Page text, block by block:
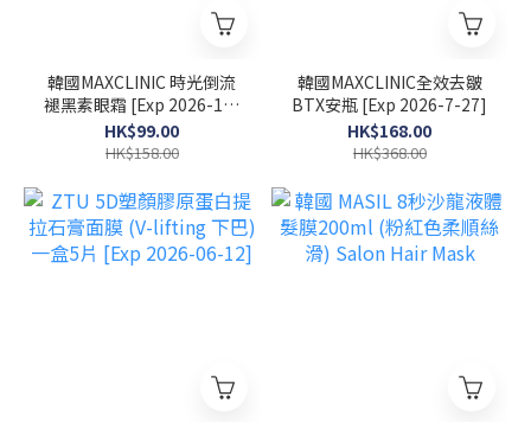
韓國MAXCLINIC 時光倒流
褪黑素眼霜 [Exp 2026-12-
13]
HK$99.00
HK$158.00
韓國MAXCLINIC全效去皺
BTX安瓶 [Exp 2026-7-27]
HK$168.00
HK$368.00